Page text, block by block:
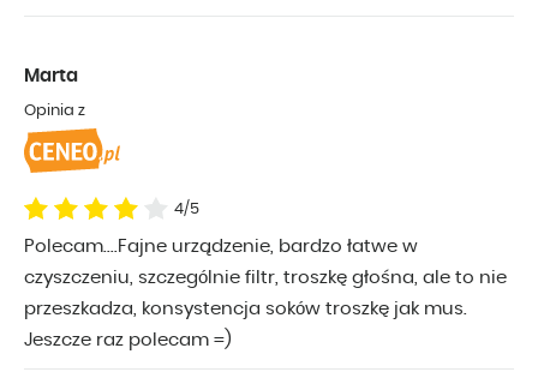
4/5
Polecam....Fajne urządzenie, bardzo łatwe w
czyszczeniu, szczególnie filtr, troszkę głośna, ale to nie
przeszkadza, konsystencja soków troszkę jak mus.
Jeszcze raz polecam =)
Marta
Opinia z